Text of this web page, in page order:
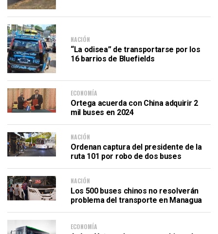
NACIÓN
“La odisea” de transportarse por los
16 barrios de Bluefields
ECONOMÍA
Ortega acuerda con China adquirir 2
mil buses en 2024
NACIÓN
Ordenan captura del presidente de la
ruta 101 por robo de dos buses
NACIÓN
Los 500 buses chinos no resolverán
problema del transporte en Managua
ECONOMÍA